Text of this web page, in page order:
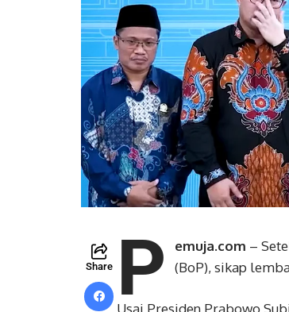
Share P emuja.com –
(BoP), sikap
Usai Presiden Prabowo